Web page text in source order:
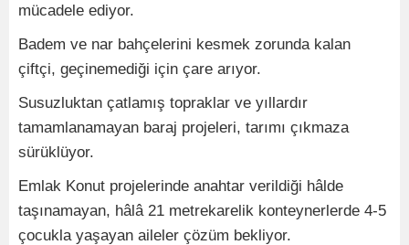
mücadele ediyor.
Badem ve nar bahçelerini kesmek zorunda kalan
çiftçi, geçinemediği için çare arıyor.
Susuzluktan çatlamış topraklar ve yıllardır
tamamlanamayan baraj projeleri, tarımı çıkmaza
sürüklüyor.
Emlak Konut projelerinde anahtar verildiği hâlde
taşınamayan, hâlâ 21 metrekarelik konteynerlerde 4-5
çocukla yaşayan aileler çözüm bekliyor.